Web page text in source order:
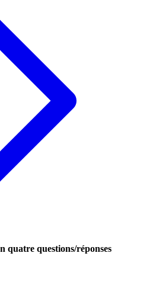
quatre questions/réponses